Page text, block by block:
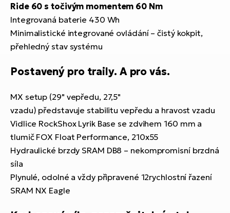
Ride 60 s točivým momentem 60 Nm
Integrovaná baterie 430 Wh
Minimalistické integrované ovládání – čistý kokpit,
přehledný stav systému
Postavený pro traily. A pro vás.
MX setup (29" vepředu, 27,5"
vzadu) představuje stabilitu vepředu a hravost vzadu
Vidlice RockShox Lyrik Base se zdvihem 160 mm a
tlumič FOX Float Performance, 210x55
Hydraulické brzdy SRAM DB8 – nekompromisní brzdná
síla
Plynulé, odolné a vždy připravené 12rychlostní řazení
SRAM NX Eagle